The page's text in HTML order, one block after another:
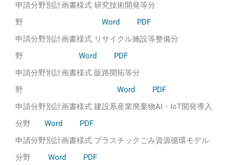
申請分野別計画書様式 研究技術開発等分
野
Word
PDF
申請分野別計画書様式 リサイクル施設等整備分
野
Word
PDF
申請分野別計画書様式 販路開拓等分
野 Word
PDF
申請分野別計画書様式 建設系産業廃棄物AI・IoT開発導入
分野 Word
PDF
申請分野別計画書様式 プラスチックごみ資源循環モデル
分野 Word PDF